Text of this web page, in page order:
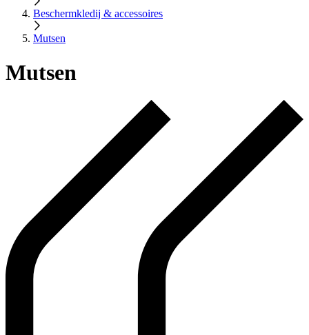
Beschermkledij & accessoires
Mutsen
Mutsen